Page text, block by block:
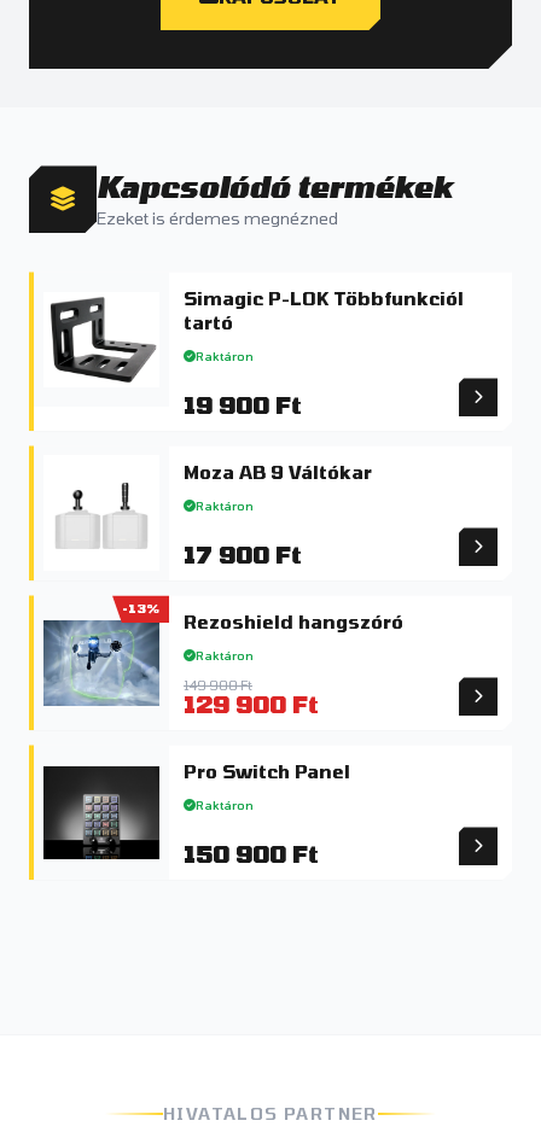
Kapcsolódó termékek
Ezeket is érdemes megnézned
Simagic P-LOK Többfunkciól
tartó
Raktáron
19 900 Ft
Moza AB 9 Váltókar
Raktáron
17 900 Ft
-13%
Rezoshield hangszóró
Raktáron
149 900 Ft
129 900 Ft
Pro Switch Panel
Raktáron
150 900 Ft
HIVATALOS PARTNER